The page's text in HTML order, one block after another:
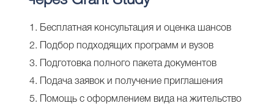
Бесплатная консультация и оценка шансов
Подбор подходящих программ и вузов
Подготовка полного пакета документов
Подача заявок и получение приглашения
Помощь с оформлением вида на жительство